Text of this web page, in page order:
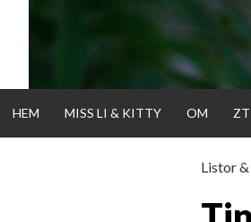
HEM MISS LI & KITTY OM
Listor